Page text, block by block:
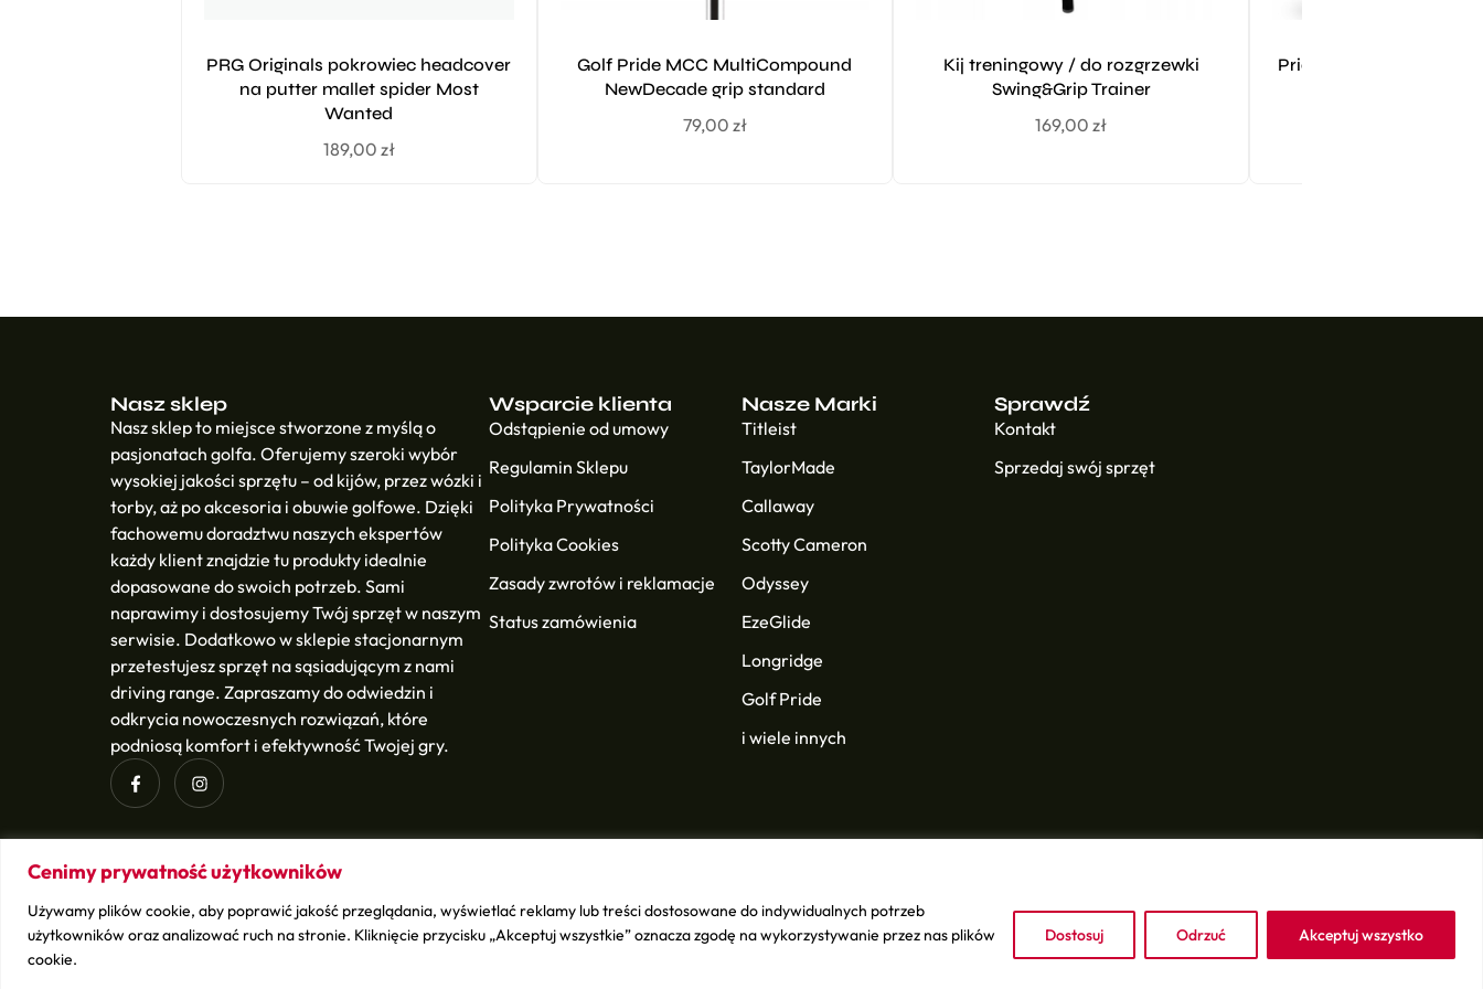
Cenimy prywatność użytkowników
Używamy plików cookie, aby poprawić jakość przeglądania, wyświetlać reklamy lub treści dostosowane do indywidualnych potrzeb
użytkowników oraz analizować ruch na stronie. Kliknięcie przycisku „Akceptuj wszystkie” oznacza zgodę na wykorzystywanie przez nas plików
cookie.
Dostosuj Odrzuć Akceptuj wszystko
PRG Originals pokrowiec headcover
na putter mallet spider Most
Wanted
189,00 zł
Golf Pride MCC MultiCompound
NewDecade grip standard
79,00 zł
Kij treningowy / do rozgrzewki
Swing&Grip Trainer
169,00zł
Pride Golf Tee PTS 2 3/
Nasz sklep
Nasz sklep to miejsce stworzone z myślą o
pasjonatach golfa. Oferujemy szeroki wybór
wysokiej jakości sprzętu – od kijów, przez wózki i
torby, aż po akcesoria i obuwie golfowe. Dzięki
fachowemu doradztwu naszych ekspertów
każdy klient znajdzie tu produkty idealnie
dopasowane do swoich potrzeb. Sami
naprawimy i dostosujemy Twój sprzęt w naszym
serwisie. Dodatkowo w sklepie stacjonarnym
przetestujesz sprzęt na sąsiadującym z nami
driving range. Zapraszamy do odwiedzin i
odkrycia nowoczesnych rozwiązań, które
podniosą komfort i efektywność Twojej gry.
Wsparcie klienta
Odstąpienie od umowy
Regulamin Sklepu
Polityka Prywatności
Polityka Cookies
Zasady zwrotów i reklamacje
Status zamówienia
Nasze Marki
Titleist
TaylorMade
Callaway
Scotty Cameron
Odyssey
EzeGlide
Longridge
Golf Pride
i wiele innych
Sprawdź
Kontakt
Sprzedaj swój sprzęt
ludwikgolf.pl – copyright © 2026BSK Media– Part ofBSK Group. All rights reserved.